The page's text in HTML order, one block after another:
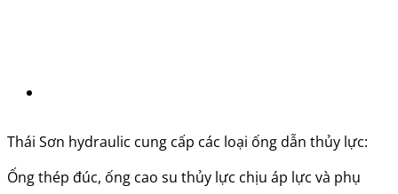
Thái Sơn hydraulic cung cấp các loại ống dẫn thủy lực:
Ống thép đúc, ống cao su thủy lực chịu áp lực và phụ